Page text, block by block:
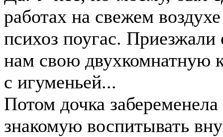
работах на свежем
психоз поугас.
нам свою двухкомнатную
с игуменьей...
Потом дочка
знакомую воспитывать